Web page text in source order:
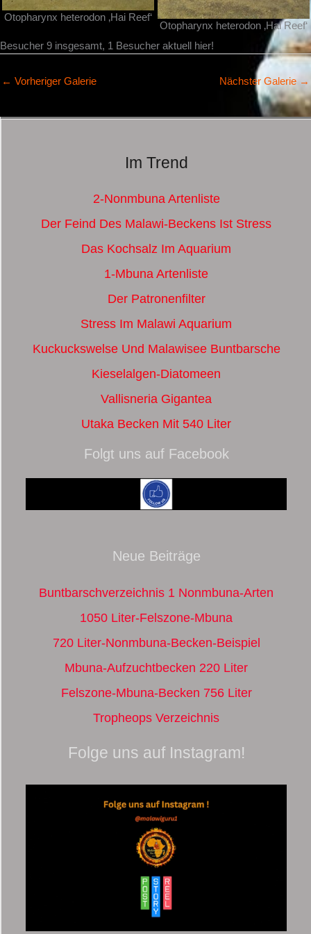
Otopharynx heterodon ‚Hai Reef‘
Otopharynx heterodon ‚Hai Reef‘
Besucher 9 insgesamt, 1 Besucher aktuell hier!
← Vorheriger Galerie Nächster Galerie →
Im Trend
2-Nonmbuna Artenliste
Der Feind Des Malawi-Beckens Ist Stress
Das Kochsalz Im Aquarium
1-Mbuna Artenliste
Der Patronenfilter
Stress Im Malawi Aquarium
Kuckuckswelse Und Malawisee Buntbarsche
Kieselalgen-Diatomeen
Vallisneria Gigantea
Utaka Becken Mit 540 Liter
Folgt uns auf Facebook
Neue Beiträge
Buntbarschverzeichnis 1 Nonmbuna-Arten
1050 Liter-Felszone-Mbuna
720 Liter-Nonmbuna-Becken-Beispiel
Mbuna-Aufzuchtbecken 220 Liter
Felszone-Mbuna-Becken 756 Liter
Tropheops Verzeichnis
Folge uns auf Instagram!